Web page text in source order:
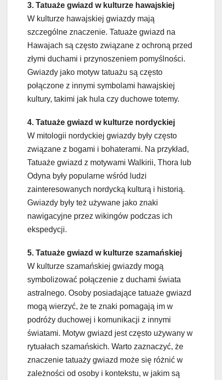
3. Tatuaże gwiazd w kulturze hawajskiej
W kulturze hawajskiej gwiazdy mają
szczególne znaczenie. Tatuaże gwiazd na
Hawajach są często związane z ochroną przed
złymi duchami i przynoszeniem pomyślności.
Gwiazdy jako motyw tatuażu są często
połączone z innymi symbolami hawajskiej
kultury, takimi jak hula czy duchowe totemy.
4. Tatuaże gwiazd w kulturze nordyckiej
W mitologii nordyckiej gwiazdy były często
związane z bogami i bohaterami. Na przykład,
Tatuaże gwiazd z motywami Walkirii, Thora lub
Odyna były popularne wśród ludzi
zainteresowanych nordycką kulturą i historią.
Gwiazdy były też używane jako znaki
nawigacyjne przez wikingów podczas ich
ekspedycji.
5. Tatuaże gwiazd w kulturze szamańskiej
W kulturze szamańskiej gwiazdy mogą
symbolizować połączenie z duchami świata
astralnego. Osoby posiadające tatuaże gwiazd
mogą wierzyć, że te znaki pomagają im w
podróży duchowej i komunikacji z innymi
światami. Motyw gwiazd jest często używany w
rytuałach szamańskich. Warto zaznaczyć, że
znaczenie tatuaży gwiazd może się różnić w
zależności od osoby i kontekstu, w jakim są